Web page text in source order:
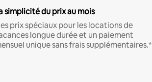
simplicité du prix au mois
prix spéciaux pour les locations de
longue durée et un paiement
unique sans frais supplémentaires.*